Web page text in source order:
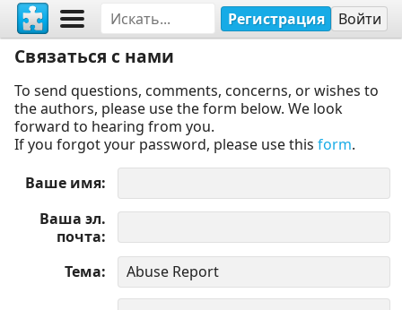
Регистрация Войти
Связаться с нами
To send questions, comments, concerns, or wishes to
the authors, please use the form below. We look
forward to hearing from you.
If you forgot your password, please use this form.
Ваше имя
Ваша эл.
почта
Тема